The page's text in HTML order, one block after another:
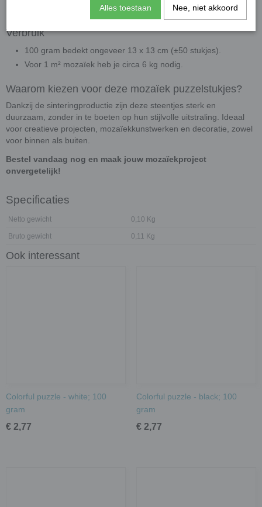
colorful mozaïeksteentjes voor unieke patronen.
Verbruik
100 gram bedekt ongeveer 13 x 13 cm (±50 stukjes).
Voor 1 m² mozaïek heb je circa 6 kg nodig.
Waarom kiezen voor deze mozaïek puzzelstukjes?
Dankzij de sinteringproductie zijn deze steentjes sterk en
duurzaam, zonder in te boeten op hun stijlvolle uitstraling. Ideaal
voor creatieve projecten, mozaïekkunstwerken en decoratie, zowel
voor binnen als buiten.
Bestel vandaag nog en maak jouw mozaïekproject
onvergetelijk!
Specificaties
Netto gewicht 0,10 Kg
Bruto gewicht 0,11 Kg
Ook interessant
Colorful puzzle - white; 100
gram
€ 2,77
Colorful puzzle - black; 100
gram
€ 2,77
Alles toestaan Nee, niet akkoord